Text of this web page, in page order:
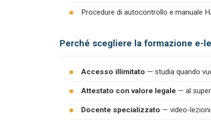
Procedure di autocontrollo e manuale
Perché scegliere la formazione e-
Accesso illimitato — studia quando
Attestato con valore legale — al
Docente specializzato — video-